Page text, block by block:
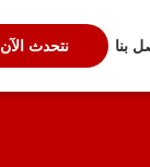
بنا نتحدث الآن